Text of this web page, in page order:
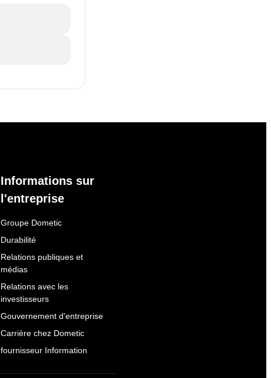
Informations sur
l'entreprise
Groupe Dometic
Durabilité
Relations publiques et
médias
Relations avec les
investisseurs
Gouvernement d'entreprise
Carrière chez Dometic
fournisseur Information